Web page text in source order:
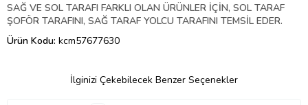
SAĞ VE SOL TARAFI FARKLI OLAN ÜRÜNLER İÇİN, SOL TARAF
ŞOFÖR TARAFINI, SAĞ TARAF YOLCU TARAFINI TEMSİL EDER.
Ürün Kodu: kcm57677630
İlginizi Çekebilecek Benzer Seçenekler